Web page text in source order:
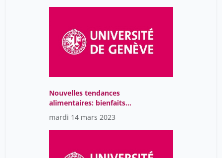
Nouvelles tendances
alimentaires: bienfaits
ou risques pour nos
enfants?
mardi 14 mars 2023